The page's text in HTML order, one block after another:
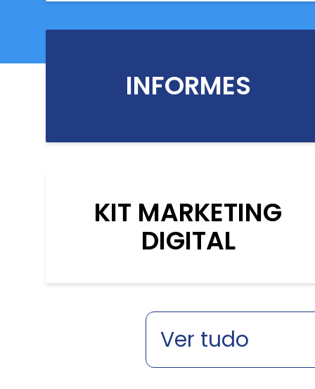
INFORMES
KIT MARKETING
DIGITAL